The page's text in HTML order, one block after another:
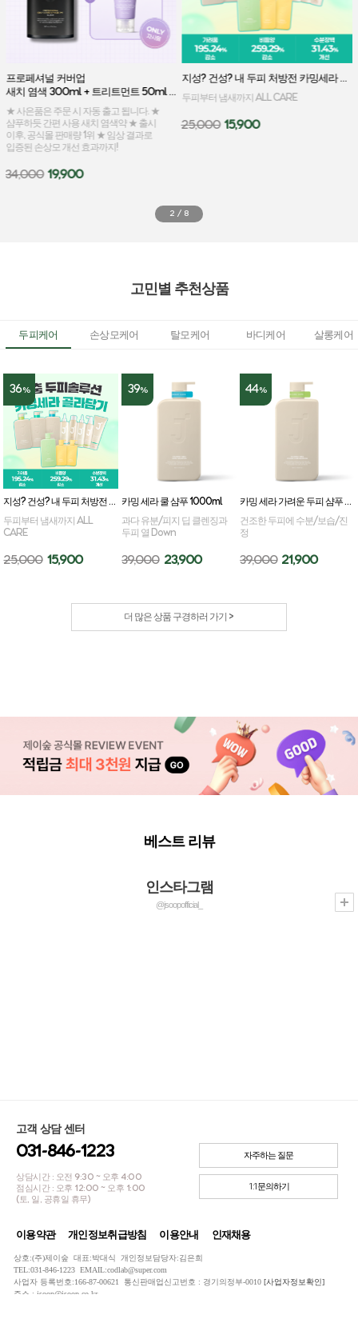
프로페셔널 커버업
새치 염색 300ml + 트리트먼트 50ml 증정
★ 사은품은 주문 시 자동 출고 됩니다. ★
샴푸하듯 간편 사용 새치 염색약 ★ 출시
이후, 공식몰 판매량 1위 ★ 임상 결과로
입증된 손상모 개선 효과까지!
34,000 19,900
지성? 건성? 내 두피 처방전 카밍세라 골라담기
두피부터 냄새까지 ALL CARE
25,000 15,900
2 / 8
고민별 추천상품
두피케어 손상모케어 탈모케어 바디케어 살롱케어
36%
지성? 건성? 내 두피 처방전 카밍세라 골라담기
두피부터 냄새까지 ALL
CARE
25,000 15,900
39%
카밍 세라 쿨 샴푸 1000ml
과다 유분/피지 딥 클렌징과
두피 열 Down
39,000 23,900
44%
카밍 세라 가려운 두피 샴푸 1000ml
건조한 두피에 수분/보습/진
정
39,000 21,900
더 많은 상품 구경하러 가기 >
베스트 리뷰
인스타그램
@jsoopofficial_
고객 상담 센터
031-846-1223
상담시간 : 오전 9:30 ~ 오후 4:00
점심시간 : 오후 12:00 ~ 오후 1:00
(토, 일, 공휴일 휴무)
자주하는 질문
1:1문의하기
이용약관 개인정보취급방침 이용안내 인재채용
상호:(주)제이숲 대표:박대식 개인정보담당자:김은희
TEL:031-846-1223 EMAIL:codlab@super.com
사업자 등록번호:166-87-00621 통신판매업신고번호 : 경기의정부-0010 [사업자정보확인]
주소 : jsoop@jsoop.co.kr